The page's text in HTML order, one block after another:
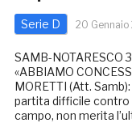
Serie D 20 Gennaio
SAMB-NOTARESCO
«ABBIAMO
MORETTI (Att.
partita difficile contro
campo, non merita